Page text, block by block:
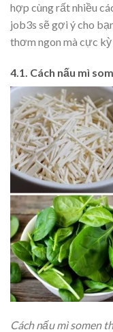
hợp cùng rất nhiều
job3s sẽ gợi ý cho
thơm ngon mà cực
4.1. Cách nấu mì
Cách nấu mì somen